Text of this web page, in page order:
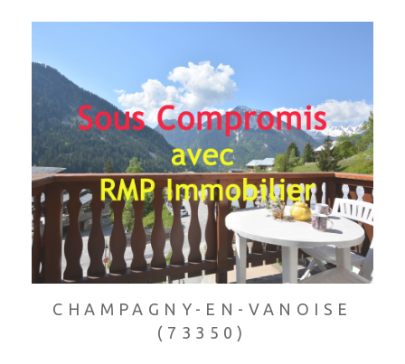
CHAMPAGNY-EN-VANOISE
(73350)